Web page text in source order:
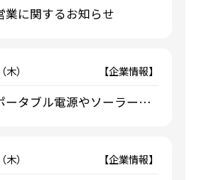
業に関するお知らせ
） 【企業情報】
ータブル電源やソーラーパ
） 【企業情報】